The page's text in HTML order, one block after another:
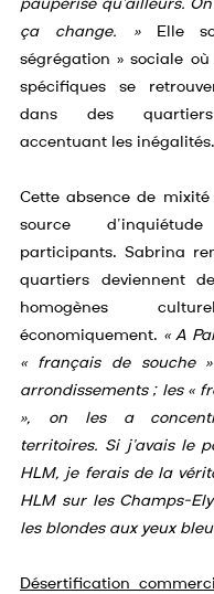
paupérisé qu’ailleurs.
ça change. » Elle
ségrégation » sociale
spécifiques se
dans des quartiers
accentuant les inégalités.
Cette absence de
source
participants. Sabrina
quartiers deviennent
homogènes
économiquement. « A
« français de souche
arrondissements ; les «
», on les a
territoires. Si j’avais le
HLM, je ferais de la
HLM sur les Champs-
les blondes aux yeux
Désertification